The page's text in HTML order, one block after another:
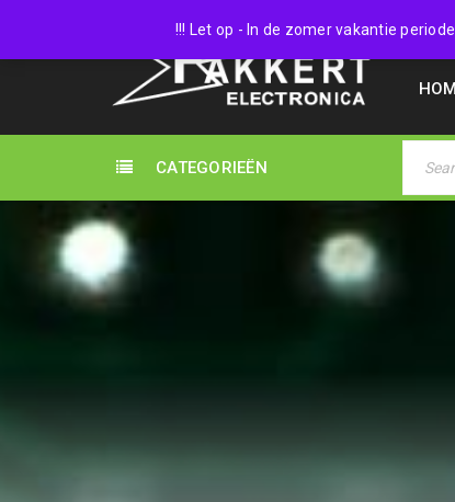
!!! Let op - In de zomer vakantie
CATEGORIEËN